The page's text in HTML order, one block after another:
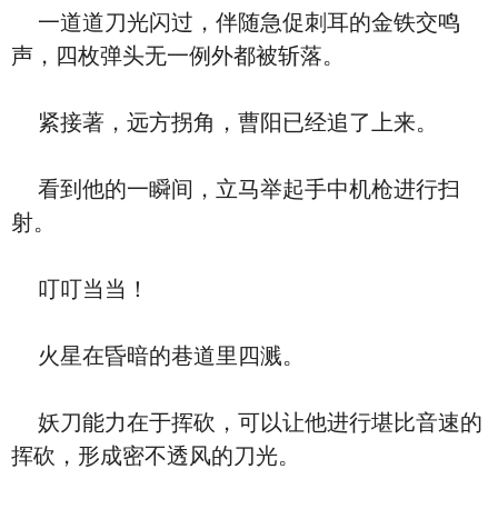
一道道刀光闪过，伴随急促刺耳的金铁交鸣
声，四枚弹头无一例外都被斩落。
紧接著，远方拐角，曹阳已经追了上来。
看到他的一瞬间，立马举起手中机枪进行扫
射。
叮叮当当！
火星在昏暗的巷道里四溅。
妖刀能力在于挥砍，可以让他进行堪比音速的
挥砍，形成密不透风的刀光。